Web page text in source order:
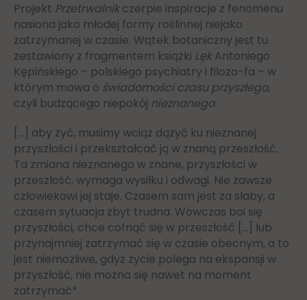
Projekt Przetrwalnikczerpie inspiracje z fenomenu
nasiona jako młodej formy roślinnej niejako
zatrzymanej w czasie. Wątek botaniczny jest tu
zestawiony z fragmentem książki LękAntoniego
Kępińskiego – polskiego psychiatry i filozo-fa – w
którym mowa o świadomości czasu przyszłego,
czyli budzącego niepokój nieznanego:
[…] aby żyć, musimy wciąż dążyć ku nieznanej
przyszłości i przekształcać ją w znaną przeszłość.
Ta zmiana nieznanego w znane, przyszłości w
przeszłość, wymaga wysiłku i odwagi. Nie zawsze
człowiekowi jej staje. Czasem sam jest za słaby, a
czasem sytuacja zbyt trudna. Wówczas boi się
przyszłości, chce cofnąć się w przeszłość […] lub
przynajmniej zatrzymać się w czasie obecnym, a to
jest niemożliwe, gdyż życie polega na ekspansji w
przyszłość, nie można się nawet na moment
zatrzymać*.